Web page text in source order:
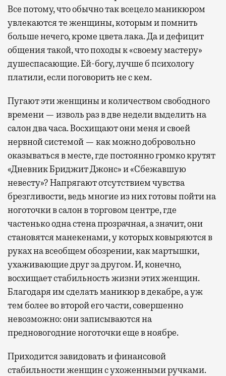
Все потому, что обычно так всецело маникюром
увлекаются те женщины, которым и помнить
больше нечего, кроме цвета лака. Да и дефицит
общения такой, что походы к «своему мастеру»
душеспасающие. Ей-богу, лучше б психологу
платили, если поговорить не с кем.
Пугают эти женщины и количеством свободного
времени — изволь раз в две недели выделить на
салон два часа. Восхищают они меня и своей
нервной системой — как можно добровольно
оказываться в месте, где постоянно громко крутят
«Дневник Бриджит Джонс» и «Сбежавшую
невесту»? Напрягают отсутствием чувства
брезгливости, ведь многие из них готовы пойти на
ноготочки в салон в торговом центре, где
частенько одна стена прозрачная, а значит, они
становятся манекенами, у которых ковыряются в
руках на всеобщем обозрении, как мартышки,
ухаживающие друг за другом. И, конечно,
восхищает стабильность жизни этих женщин.
Благодаря им сделать маникюр в декабре, а уж
тем более во второй его части, совершенно
невозможно: они записываются на
предновогодние ноготочки еще в ноябре.
Приходится завидовать и финансовой
стабильности женщин с ухоженными ручками.